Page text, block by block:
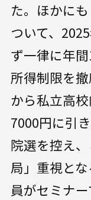
た。ほかに
ついて、
ず一律に年
所得制限を
から私立高
7000円に引
院選を控え
局」重視と
員がセミナ